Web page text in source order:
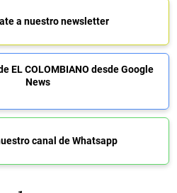
a nuestro newsletter
EL COLOMBIANO desde Google
News
canal de Whatsapp